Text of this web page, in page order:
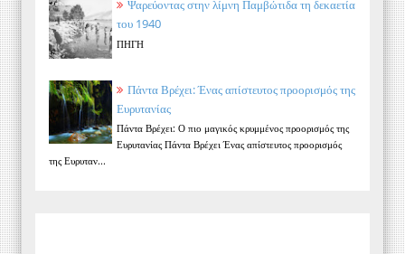
Ψαρεύοντας στην λίμνη Παμβώτιδα τη δεκαετία
του 1940
ΠΗΓΗ
Πάντα Βρέχει: Ένας απίστευτος προορισμός της
Ευρυτανίας
Πάντα Βρέχει: Ο πιο μαγικός κρυμμένος προορισμός της
Ευρυτανίας Πάντα Βρέχει Ένας απίστευτος προορισμός
της Ευρυταν...